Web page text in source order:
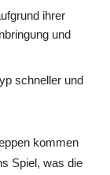
ihrer
und
schneller und
kommen
Spiel, was die